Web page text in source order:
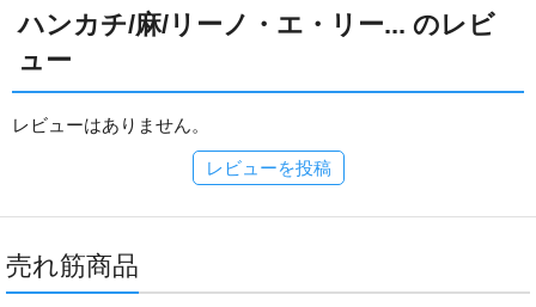
ハンカチ/麻/リーノ・エ・リー... のレビ
ュー
レビューはありません。
レビューを投稿
売れ筋商品